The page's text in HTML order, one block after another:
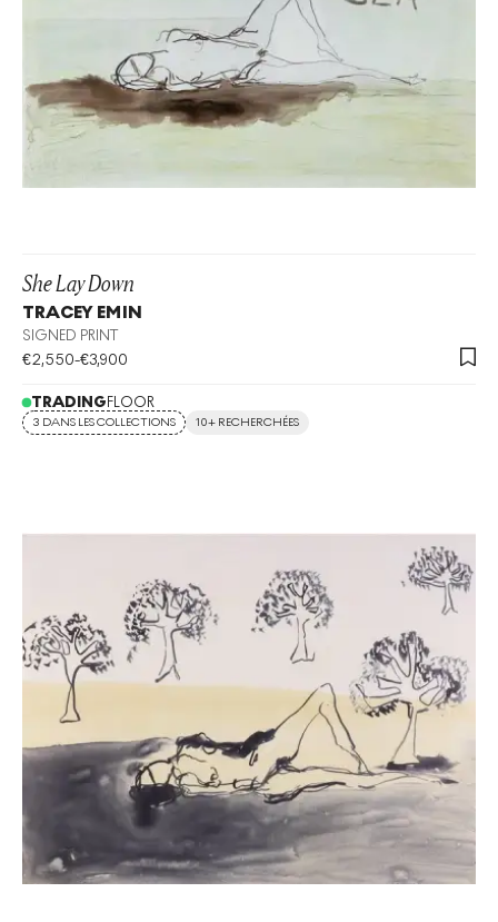
She Lay Down
TRACEY EMIN
SIGNED PRINT
€2,550-€3,900
TRADINGFLOOR
3 DANS LES COLLECTIONS 10+ RECHERCHÉES